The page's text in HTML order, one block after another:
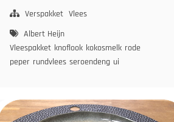
kaneel ketjap asin ketjap
sambal tomatenpuree ui wortel
met
en
Rijst
Verspakket Vlees
Albert Heijn
Vleespakket knoflook kokosmelk rode
peper rundvlees seroendeng ui